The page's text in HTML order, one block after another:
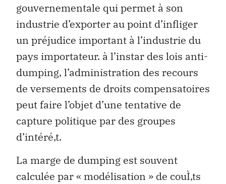
gouvernementale qui permet à son
industrie d’exporter au point d’infliger
un préjudice important à l’industrie du
pays importateur. à l’instar des lois anti-
dumping, l’administration des recours
de versements de droits compensatoires
peut faire l’objet d’une tentative de
capture politique par des groupes
d’intéré‚t.
La marge de dumping est souvent
calculée par « modélisation » de couÌ‚ts